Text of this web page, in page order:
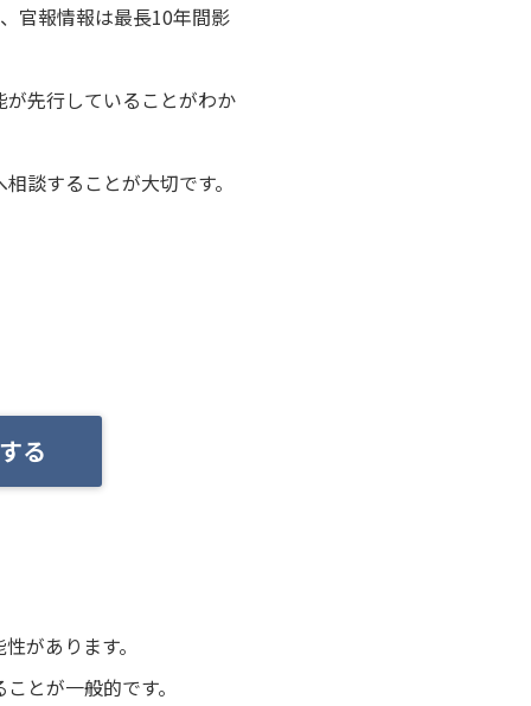
官報情報は最長10年間影
先行していることがわか
談することが大切です。
る
があります。
とが一般的です。